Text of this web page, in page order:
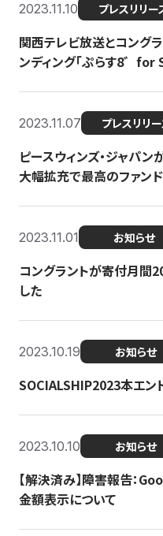
2023.11.10 プレスリリー
関西テレビ放送とコング
ンディング「ぷらす8゛for
2023.11.07 プレスリリ
ピースウィンズ・ジャパ
大幅拡充で最高のファン
2023.11.01 お知らせ
コングラントが寄付月間
した
2023.10.19 お知らせ
SOCIALSHIP2023本エン
2023.10.10 お知らせ
【解決済み】障害報告：
金額表示について